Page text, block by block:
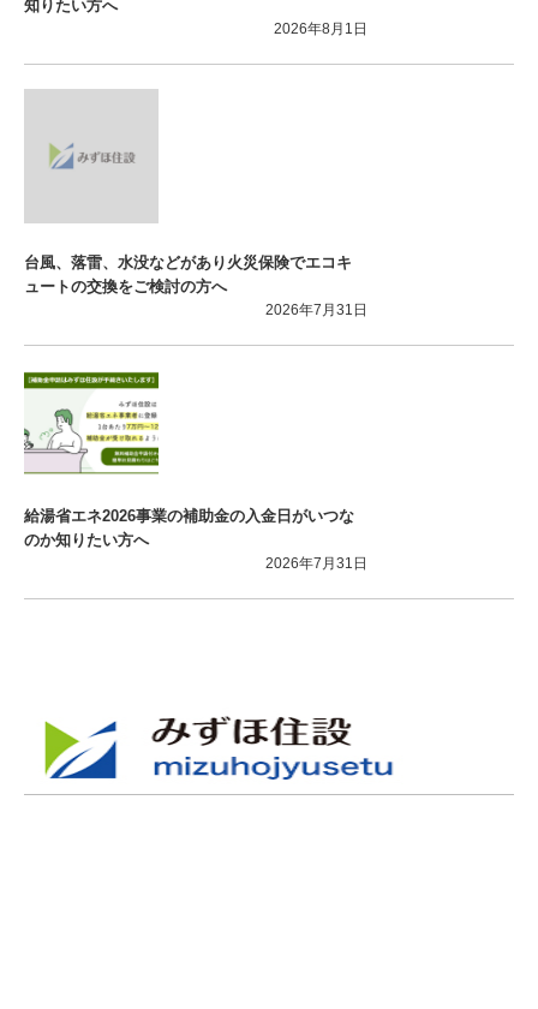
知りたい方へ
2026年8月1日
台風、落雷、水没などがあり火災保険でエコキ
ュートの交換をご検討の方へ
2026年7月31日
給湯省エネ2026事業の補助金の入金日がいつな
のか知りたい方へ
2026年7月31日